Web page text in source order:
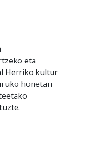
eta
Herriko kultur
honetan